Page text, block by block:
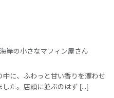
岸の小さなマフィン屋さん
に、ふわっと甘い香りを漂わせ
た。店頭に並ぶのはず [...]